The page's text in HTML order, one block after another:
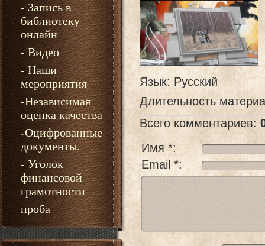
- Запись в
библиотеку
онлайн
- Видео
- Наши
мероприятия
-Независимая
оценка качества
-Оцифрованные
документы.
- Уголок
финансовой
грамотности
проба
Язык: Русский
Длительность
Всего комментариев:
Имя *:
Email *: